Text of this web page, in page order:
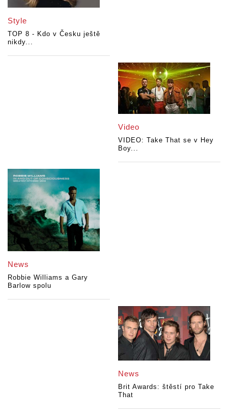
Style
TOP 8 - Kdo v Česku ještě
nikdy...
Video
VIDEO: Take That se v Hey
Boy...
News
Robbie Williams a Gary
Barlow spolu
News
Brit Awards: štěstí pro Take
That